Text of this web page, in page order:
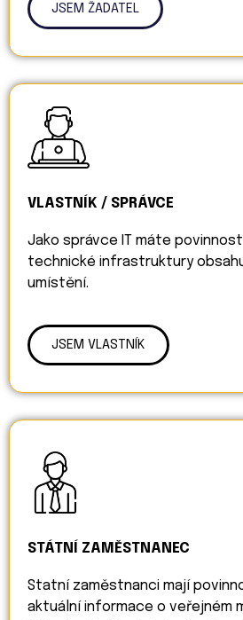
JSEM ŽADATEL
VLASTNÍK / SPRÁVCE
Jako správce IT máte
technické infrastruktury
umístění.
JSEM VLASTNÍK
STÁTNÍ ZAMĚSTNANEC
Statní zaměstnanci mají
aktuální informace o veřejném